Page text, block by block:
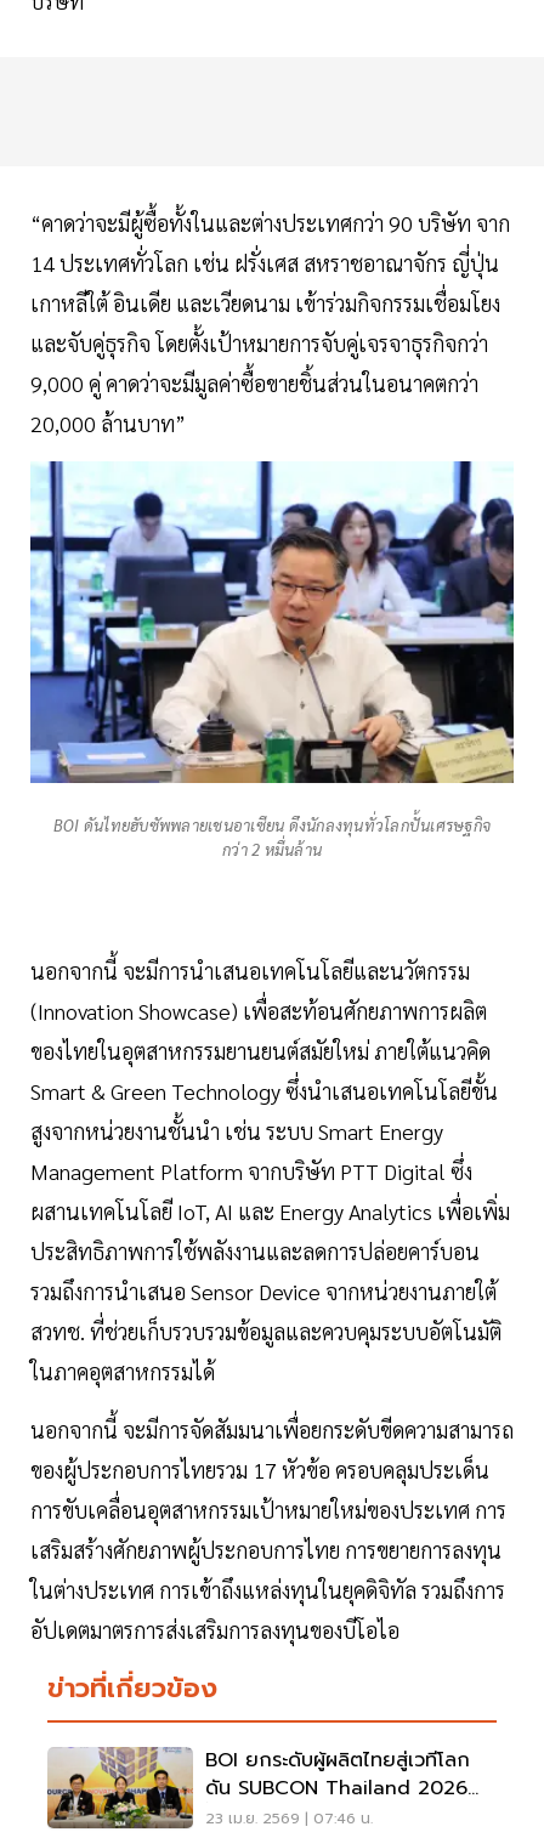
“คาดว่าจะมีผู้ซื้อทั้งในและต่างประเทศกว่า 90 บริษัท จาก
14 ประเทศทั่วโลก เช่น ฝรั่งเศส สหราชอาณาจักร ญี่ปุ่น
เกาหลีใต้ อินเดีย และเวียดนาม เข้าร่วมกิจกรรมเชื่อมโยง
และจับคู่ธุรกิจ โดยตั้งเป้าหมายการจับคู่เจรจาธุรกิจกว่า
9,000 คู่ คาดว่าจะมีมูลค่าซื้อขายชิ้นส่วนในอนาคตกว่า
20,000 ล้านบาท”
BOI ดันไทยฮับซัพพลายเชนอาเซียน ดึงนักลงทุนทั่วโลกปั้นเศรษฐกิจ
กว่า 2 หมื่นล้าน
นอกจากนี้ จะมีการนำเสนอเทคโนโลยีและนวัตกรรม
(Innovation Showcase) เพื่อสะท้อนศักยภาพการผลิต
ของไทยในอุตสาหกรรมยานยนต์สมัยใหม่ ภายใต้แนวคิด
Smart & Green Technology ซึ่งนำเสนอเทคโนโลยีขั้น
สูงจากหน่วยงานชั้นนำ เช่น ระบบ Smart Energy
Management Platform จากบริษัท PTT Digital ซึ่ง
ผสานเทคโนโลยี IoT, AI และ Energy Analytics เพื่อเพิ่ม
ประสิทธิภาพการใช้พลังงานและลดการปล่อยคาร์บอน
รวมถึงการนำเสนอ Sensor Device จากหน่วยงานภายใต้
สวทช. ที่ช่วยเก็บรวบรวมข้อมูลและควบคุมระบบอัตโนมัติ
ในภาคอุตสาหกรรมได้
นอกจากนี้ จะมีการจัดสัมมนาเพื่อยกระดับขีดความสามารถ
ของผู้ประกอบการไทยรวม 17 หัวข้อ ครอบคลุมประเด็น
การขับเคลื่อนอุตสาหกรรมเป้าหมายใหม่ของประเทศ การ
เสริมสร้างศักยภาพผู้ประกอบการไทย การขยายการลงทุน
ในต่างประเทศ การเข้าถึงแหล่งทุนในยุคดิจิทัล รวมถึงการ
อัปเดตมาตรการส่งเสริมการลงทุนของบีโอไอ
ข่าวที่เกี่ยวข้อง
BOI ยกระดับผู้ผลิตไทยสู่เวทีโลก
ดัน SUBCON Thailand 2026
ปั้นเม็ดเงิน 2.4 หมื่นล้าน
23 เม.ย. 2569 | 07:46 น.